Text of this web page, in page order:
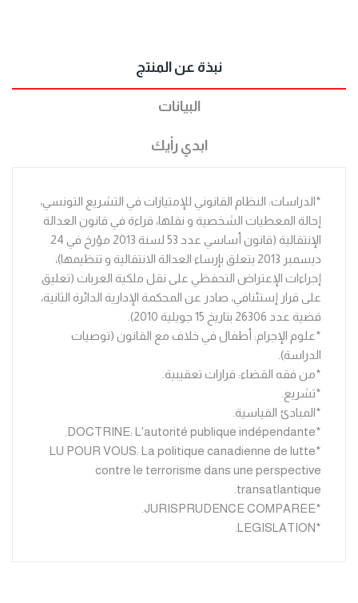
نبذة عن المنتج
البيانات
ابدي رأيك
*الدراسات: النظام القانوني للإمتيازات في التشريع التونسي،
إحالة المعطيات الشخصية و نقلها، قراءة في قانون العدالة
الإنتقالية (قانون أساسي عدد 53 لسنة 2013 مؤرخ في 24
ديسمبر 2013 يتعلق بإرساء العدالة الانتقالية و تنظيمها)،
إجراءات الإعتراض التحفظي على نقل ملكية العربات (تعليق
على قرار إستئنافي، صادر عن المحكمة الإدارية الدائرة الثانية،
قضية عدد 26306 بتاريخ 15 جويلية 2010).
*علوم الإجرام: أطفال في خلاف مع القانون (توصيات
الدراسة).
*من فقه القضاء: قرارات تعقيبية.
*تشريع.
*المبادئ القياسية.
*DOCTRINE: L'autorité publique indépendante.
*LU POUR VOUS: La politique canadienne de lutte
contre le terrorisme dans une perspective
transatlantique.
*JURISPRUDENCE COMPAREE.
*LEGISLATION.